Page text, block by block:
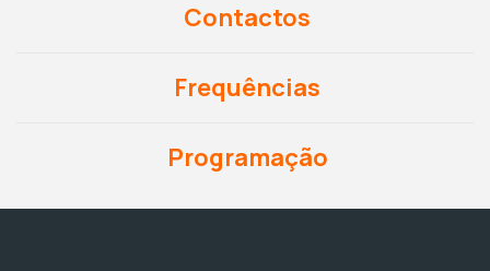
Contactos
Frequências
Programação